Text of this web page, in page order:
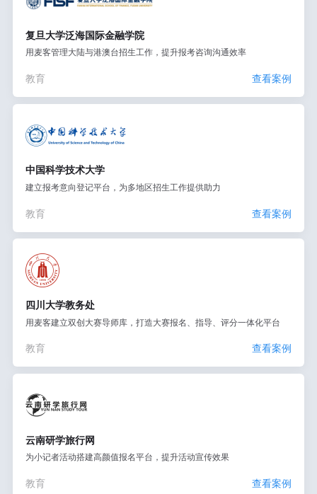
复旦大学泛海国际金融学院
用麦客管理大陆与港澳台招生工作，提升报考咨询沟通效率
教育 查看案例
中国科学技术大学
建立报考意向登记平台，为多地区招生工作提供助力
教育 查看案例
四川大学教务处
用麦客建立双创大赛导师库，打造大赛报名、指导、评分一体化平台
教育 查看案例
云南研学旅行网
为小记者活动搭建高颜值报名平台，提升活动宣传效果
教育 查看案例